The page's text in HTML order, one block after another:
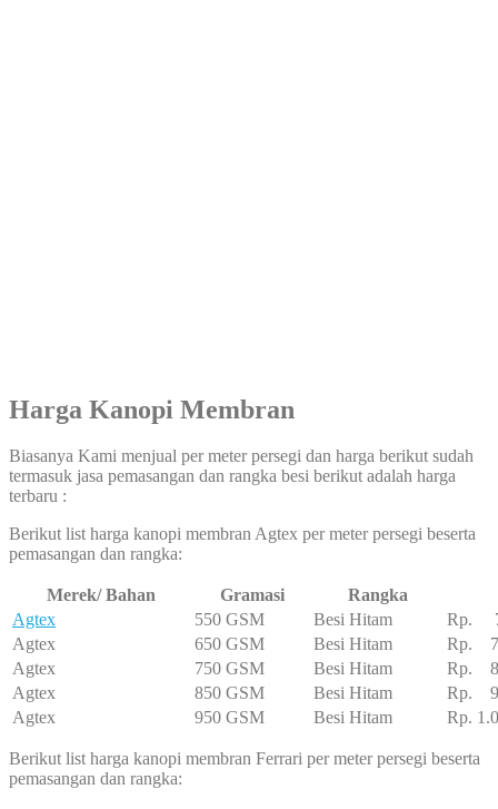
Harga Kanopi Membran
Biasanya Kami menjual per meter persegi dan harga berikut sudah
termasuk jasa pemasangan dan rangka besi berikut adalah harga
terbaru :
Berikut list harga kanopi membran Agtex per meter persegi beserta
pemasangan dan rangka:
Merek/ Bahan Gramasi
Rangka
Agtex
550 GSM Besi Hitam
Rp.
Agtex
650 GSM Besi Hitam
Rp.
Agtex
750 GSM Besi Hitam
Rp.
Agtex
850 GSM Besi Hitam
Rp.
Agtex
950 GSM Besi Hitam Rp.
Berikut list harga kanopi membran Ferrari per meter persegi beserta
pemasangan dan rangka: